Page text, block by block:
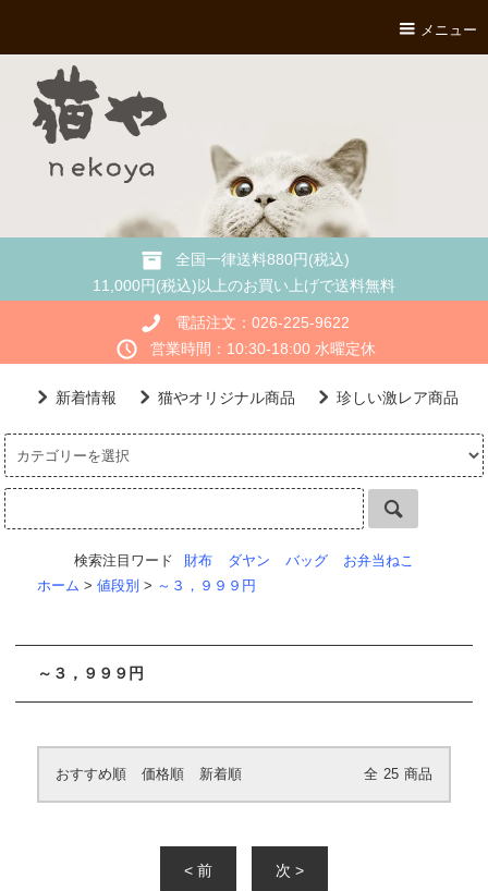
メニュー
全国一律送料880円(税込)
11,000円(税込)以上のお買い上げで送料無料
電話注文：026-225-9622
営業時間：10:30-18:00 水曜定休
新着情報 猫やオリジナル商品 珍しい激レア商品
検索注目ワード 財布 ダヤン バッグ
お弁当ねこ
ホーム > 値段別 > ～３，９９９円
～３，９９９円
おすすめ順 価格順 新着順 全 25 商品
< 前 次 >